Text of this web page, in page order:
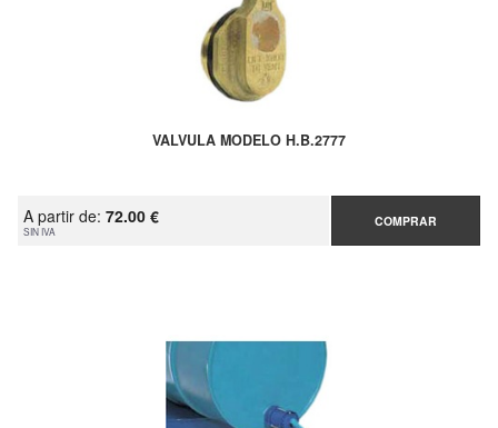
VALVULA MODELO H.B.2777
A partir de: 72.00 €
SIN IVA
COMPRAR